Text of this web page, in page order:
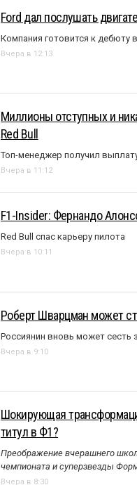
Ford дал послушать
Компания готовится к дебюту
Вчера в 12:13
Миллионы отступных и
Red Bull
Топ-менеджер получил
Вчера в 11:12
F1-Insider: Фернандо
Red Bull спас карьеру пилота
Вчера в 10:11
Роберт Шварцман может
Россиянин вновь может сесть
Вчера в 9:10
Шокирующая
титул в Ф1?
Преображение вчерашнего
чемпионата и суперзвезды
Вчера в 8:30